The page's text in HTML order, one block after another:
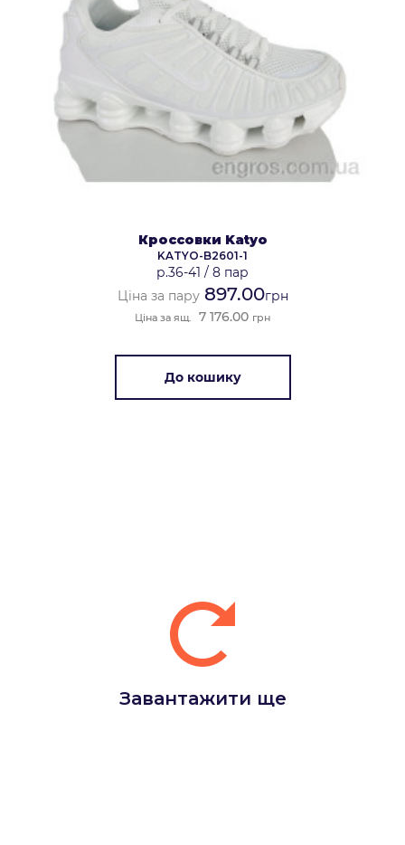
Кроссовки Katyo
KATYO-B2601-1
р.36-41 / 8 пар
Ціна за пару897.00грн
Ціна за ящ. 7 176.00 грн
До кошику
Завантажити ще